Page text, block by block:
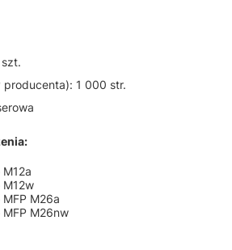
1 000 str.
M12w
M26a
MFP M26nw